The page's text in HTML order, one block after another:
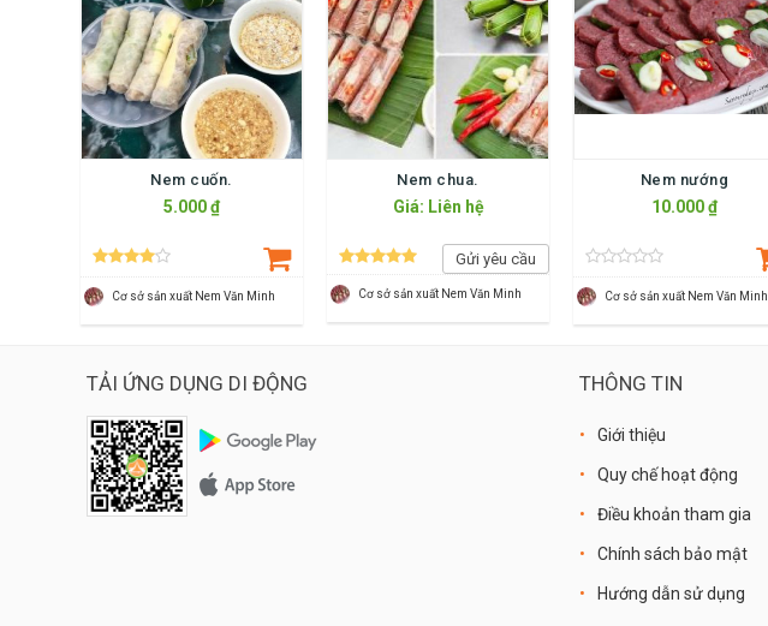
Nem cuốn.
5.000 ₫
Cơ sở sản xuất Nem Văn Minh
Nem chua.
Giá: Liên hệ
Gửi yêu cầu
Cơ sở sản xuất Nem Văn Minh
Nem nướng
10.000 ₫
Cơ sở sản xuất Nem Văn Minh
TẢI ỨNG DỤNG DI ĐỘNG THÔNG TIN
Giới thiệu
Quy chế hoạt động
Điều khoản tham gia
Chính sách bảo mật
Hướng dẫn sử dụng